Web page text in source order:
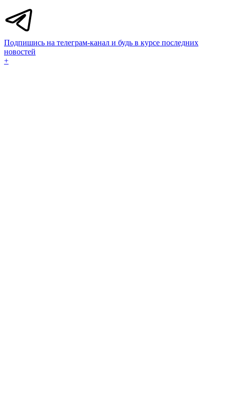
Подпишись на телеграм-канал и будь в курсе последних
новостей
+